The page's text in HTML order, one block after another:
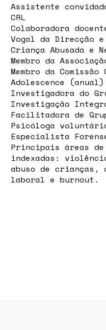
Assistente
CRL
Colaboradora
Vogal da Direcção e
Criança Abusada e
Membro da
Membro da
Adolescence (anual)
Investigadora do
Investigação
Facilitadora de
Psicóloga voluntária
Especialista
Principais áreas
indexadas:
abuso de crianças,
laboral e burnout.